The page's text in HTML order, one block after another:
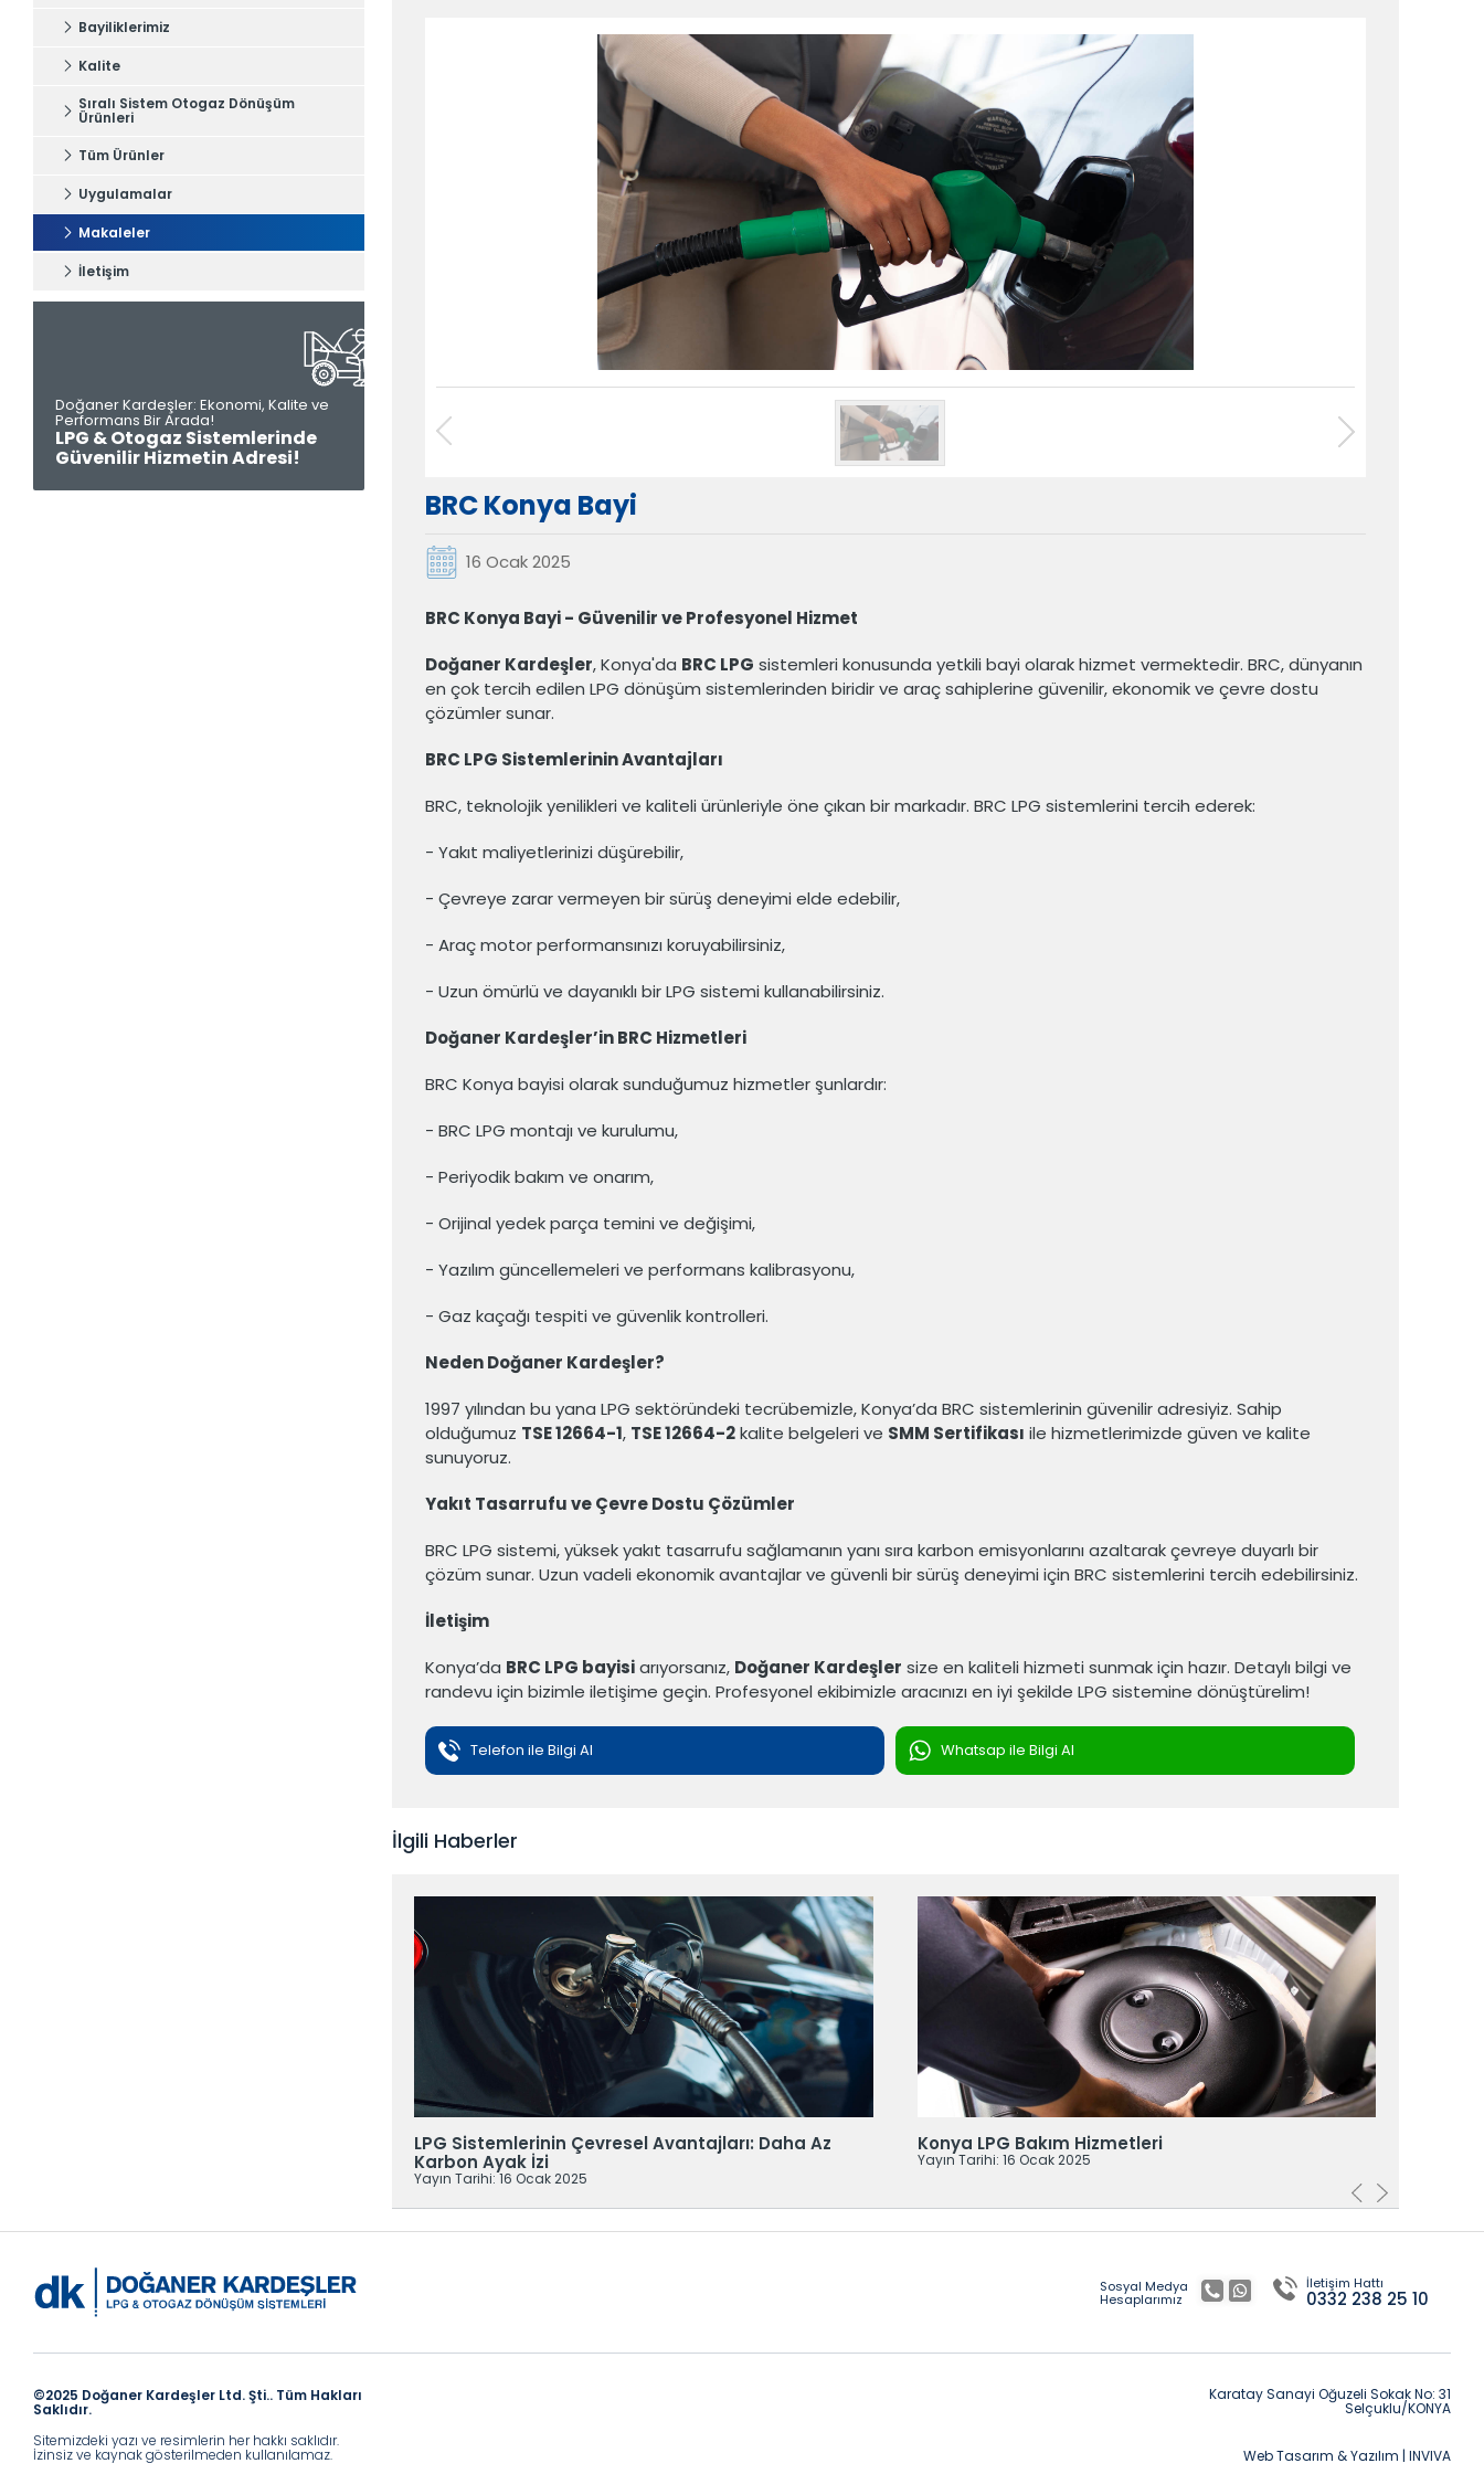
Otogaz Sistemleri Uygulamalar
Tüm hakkı saklıdır. Sitemizde kullanılan tüm içerik ve görseller
Otel Selçuk’a ait olup izinsiz kullanımı hukuki yaptırıma tabidir.
Bayiliklerimiz
Kalite
Sıralı Sistem Otogaz Dönüşüm
Ürünleri
Tüm Ürünler
Uygulamalar
Makaleler
İletişim
Doğaner Kardeşler: Ekonomi, Kalite ve
Performans Bir Arada!
LPG & Otogaz Sistemlerinde
Güvenilir Hizmetin Adresi!
BRC Konya Bayi
16 Ocak 2025
BRC Konya Bayi - Güvenilir ve Profesyonel Hizmet
Doğaner Kardeşler, Konya'da BRC LPG sistemleri konusunda yetkili bayi olarak hizmet vermektedir. BRC, dünyanın
en çok tercih edilen LPG dönüşüm sistemlerinden biridir ve araç sahiplerine güvenilir, ekonomik ve çevre dostu
çözümler sunar.
BRC LPG Sistemlerinin Avantajları
BRC, teknolojik yenilikleri ve kaliteli ürünleriyle öne çıkan bir markadır. BRC LPG sistemlerini tercih ederek:
- Yakıt maliyetlerinizi düşürebilir,
- Çevreye zarar vermeyen bir sürüş deneyimi elde edebilir,
- Araç motor performansınızı koruyabilirsiniz,
- Uzun ömürlü ve dayanıklı bir LPG sistemi kullanabilirsiniz.
Doğaner Kardeşler’in BRC Hizmetleri
BRC Konya bayisi olarak sunduğumuz hizmetler şunlardır:
- BRC LPG montajı ve kurulumu,
- Periyodik bakım ve onarım,
- Orijinal yedek parça temini ve değişimi,
- Yazılım güncellemeleri ve performans kalibrasyonu,
- Gaz kaçağı tespiti ve güvenlik kontrolleri.
Neden Doğaner Kardeşler?
1997 yılından bu yana LPG sektöründeki tecrübemizle, Konya’da BRC sistemlerinin güvenilir adresiyiz. Sahip
olduğumuz TSE 12664-1, TSE 12664-2kalite belgeleri ve SMM Sertifikası ile hizmetlerimizde güven ve kalite
sunuyoruz.
Yakıt Tasarrufu ve Çevre Dostu Çözümler
BRC LPG sistemi, yüksek yakıt tasarrufu sağlamanın yanı sıra karbon emisyonlarını azaltarak çevreye duyarlı bir
çözüm sunar. Uzun vadeli ekonomik avantajlar ve güvenli bir sürüş deneyimi için BRC sistemlerini tercih edebilirsiniz.
İletişim
Konya’da BRC LPG bayisiarıyorsanız, Doğaner Kardeşler size en kaliteli hizmeti sunmak için hazır. Detaylı bilgi ve
randevu için bizimle iletişime geçin. Profesyonel ekibimizle aracınızı en iyi şekilde LPG sistemine dönüştürelim!
Telefon ile Bilgi Al Whatsap ile Bilgi Al
İlgili Haberler
LPG Sistemlerinin Çevresel Avantajları: Daha Az
Karbon Ayak İzi
Yayın Tarihi: 16 Ocak 2025
Konya LPG Bakım Hizmetleri
Yayın Tarihi: 16 Ocak 2025
Sosyal Medya
Hesaplarımız
İletişim Hattı
0332 238 25 10
©2025 Doğaner Kardeşler Ltd. Şti.. Tüm Hakları
Saklıdır.
Sitemizdeki yazı ve resimlerin her hakkı saklıdır.
İzinsiz ve kaynak gösterilmeden kullanılamaz.
Karatay Sanayi Oğuzeli Sokak No: 31
Selçuklu/KONYA
Web Tasarım & Yazılım | INVIVA